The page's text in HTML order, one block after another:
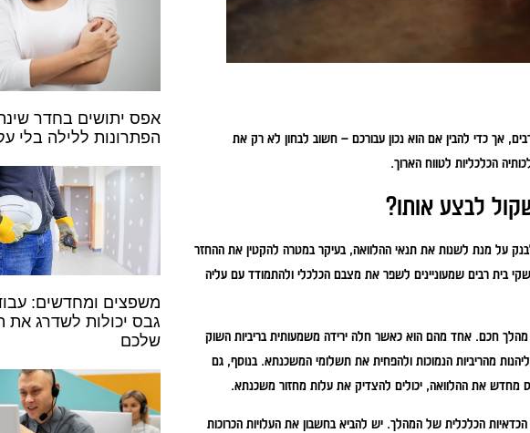
אך כדי להבין אם הוא נכון עבורכם – חשוב לבחון לא רק את
הכלכליות לטווח הארוך.
לבצע אותו?
על מנת לשנות את תנאי ההלוואה, בעיקר במטרה להקטין את ההחזר
בית רבים שמעוניינים לשפר את מצבם הכלכלי ולהתמודד עם עליה
מהלך חכם. אחד מהם הוא כאשר חלה ירידה משמעותית בריביות השוק
מהריביות הנמוכות ולהפחית את תשלומי המשכנתא. בנוסף, גם
מחדש את ההלוואה, יכולים להצדיק את עלות מחזור משכנתא.
הכלכלית של המהלך. יש להביא בחשבון את העלויות הכרוכות
אפס יתושים בחדר
הפתרונות ללילה בלי
משפצים ומחדשים:
גבס יכולות לשדרג את
שלכם